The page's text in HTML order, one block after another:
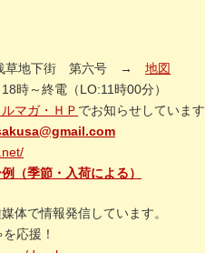
浅草地下街 第六号 → 地図
時～終電（LO:11時00分）
ルマガ・ＨＰ でお知らせしています
（季節・入荷による）
体で情報発信しています。
応援！